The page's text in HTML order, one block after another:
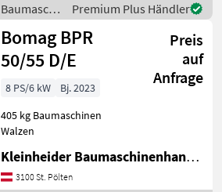
Baumaschinen
/ Bomag
Premium Plus Händler
Bomag BPR
50/55 D/E
Preis
auf
Anfrage
8 PS/6 kW
Bj. 2023
405 kg Baumaschinen
Walzen
Kleinheider Baumaschinenhandel GmbH.
3100 St. Pölten